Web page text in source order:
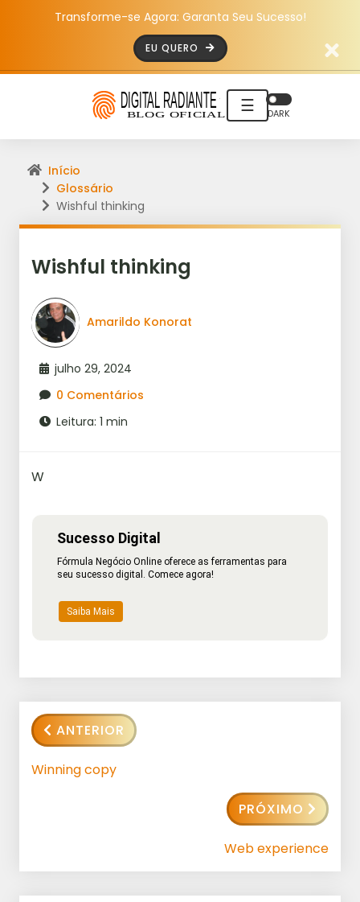
Transforme-se Agora: Garanta Seu Sucesso!
EU QUERO
☰ DARK
Início
Glossário
Wishful thinking
Wishful thinking
Amarildo Konorat
julho 29, 2024
0 Comentários
Leitura: 1 min
W
Sucesso Digital
Fórmula Negócio Online oferece as ferramentas para
seu sucesso digital. Comece agora!
Saiba Mais
ANTERIOR
Winning copy
PRÓXIMO
Web experience